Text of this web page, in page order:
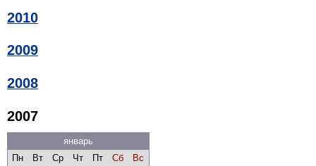
2010
2009
2008
2007
январь
Пн
Вт Ср Чт Пт Сб
Вс